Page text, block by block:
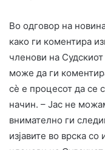
Во одговор на
како ги коментира
членови на
може да ги
сѐ е процесот да се
начин. – Јас не
внимателно ги
изјавите во врска